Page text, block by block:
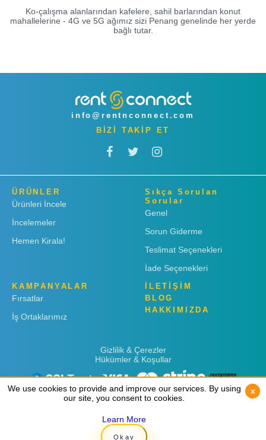
Ko-çalışma alanlarından kafelere, sahil barlarından konut
mahallelerine - 4G ve 5G ağımız sizi Penang genelinde her yerde
bağlı tutar.
info@rentnconnect.com
BİZİ TAKİP ET
ÜRÜNLER
Ürünleri İncele
İncelemeler
Hemen Kirala!
Sıkça Sorulan
Sorular
Genel
Sorun Giderme
Teslimat Seçenekleri
İade Seçenekleri
KAMPANYALAR
Fırsatlar
İş Ortaklarımız
İLETİŞİM
BLOG
HAKKIMIZDA
Gizlilik & Çerezler
Hükümler & Koşullar
Copyright © 2019 Rent 'n Connect
We use cookies to provide and improve our services. By using
our site, you consent to cookies.
Learn More
Okay
x
We use cookies to provide and improve our services. By using
our site, you consent to cookies.
Learn More
Okay
x